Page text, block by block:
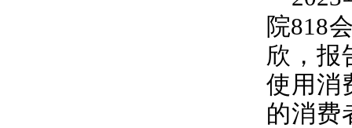
院818
欣，报
使用消
的消费